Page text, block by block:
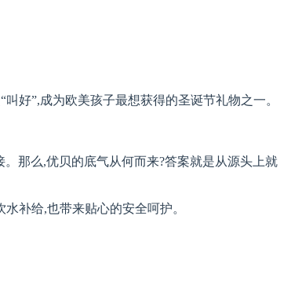
好”,成为欧美孩子最想获得的圣诞节礼物之一。
那么,优贝的底气从何而来?答案就是从源头上就
补给,也带来贴心的安全呵护。